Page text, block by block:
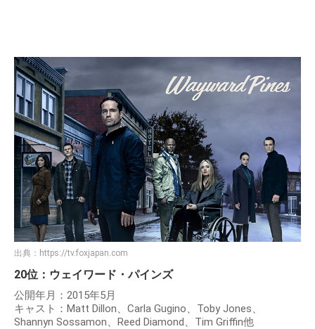
出典： https://tv.foxjapan.com
20位：ウェイワード・パインズ
公開年月：2015年5月
キャスト：Matt Dillon、Carla Gugino、Toby Jones、
Shannyn Sossamon、Reed Diamond、Tim Griffin他